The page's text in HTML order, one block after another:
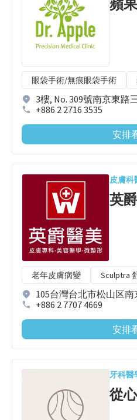
蘋
眼袋手術/無痕眼袋手術
3樓, No. 309號南京東路
+886 2 2716 3535
安排
皮膚科
英
老年皮膚病變 Sculptra
105台灣台北市松山区
+886 2 7707 4669
安排
牙科醫
從